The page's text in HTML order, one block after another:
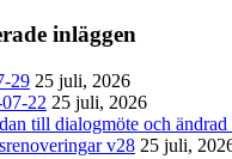
inläggen
29 25 juli, 2026
22 25 juli, 2026
till dialogmöte och
v28 25 juli,